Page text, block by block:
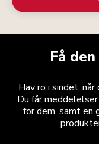
Få
Hav ro i sindet,
Du får
for dem, samt en